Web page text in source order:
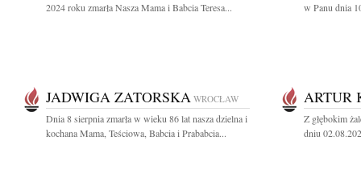
2024 roku zmarła Nasza Mama i Babcia Teresa...
w Panu dnia
JADWIGA ZATORSKA WROCŁAW
Dnia 8 sierpnia zmarła w wieku 86 lat nasza dzielna i
kochana Mama, Teściowa, Babcia i Prababcia...
ARTUR
Z głębokim
dniu